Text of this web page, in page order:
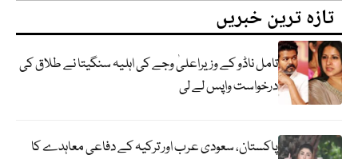
تازہ ترین خبریں
تامل ناڈو کے وزیراعلیٰ وجے کی اہلیہ سنگیتا نے طلاق کی
درخواست واپس لے لی
پاکستان، سعودی عرب اور ترکیہ کے دفاعی معاہدے کا